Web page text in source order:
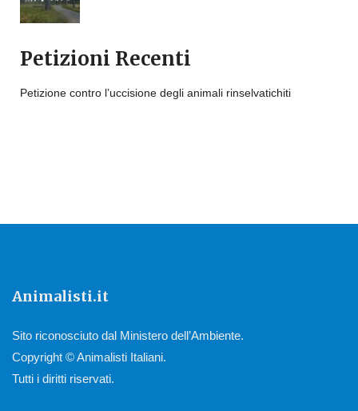
Petizioni Recenti
Petizione contro l’uccisione degli animali rinselvatichiti
Animalisti.it
Sito riconosciuto dal Ministero dell’Ambiente.
Copyright © Animalisti Italiani.
Tutti i diritti riservati.